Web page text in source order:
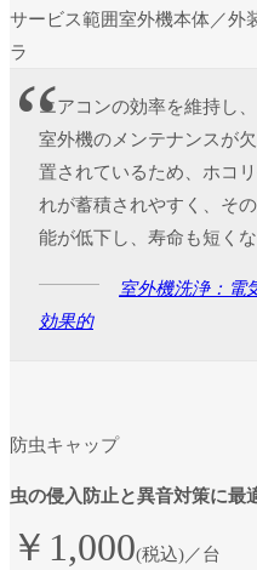
サービス範囲室外機本体／外
ラ
エアコンの効率を維持し
室外機のメンテナンスが
置されているため、ホコ
れが蓄積されやすく、そ
能が低下し、寿命も短くな
室外機洗浄：電
効果的
防虫キャップ
虫の侵入防止と異音対策に最
￥1,000(税込)／台